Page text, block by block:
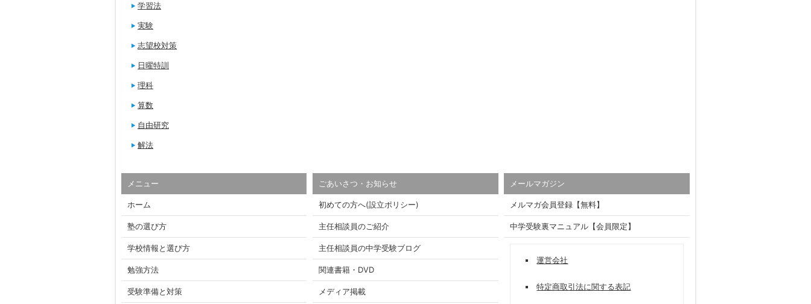
学習法
実験
志望校対策
日曜特訓
理科
算数
自由研究
解法
メニュー
ホーム
塾の選び方
学校情報と選び方
勉強方法
受験準備と対策
ごあいさつ・お知らせ
初めての方へ(設立ポリシー)
主任相談員のご紹介
主任相談員の中学受験ブログ
関連書籍・DVD
メディア掲載
メールマガジン
メルマガ会員登録【無料】
中学受験裏マニュアル【会員限定】
運営会社
特定商取引法に関する表記